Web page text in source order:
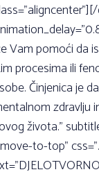
Vam pomoći
procesima ili
Činjenica je
života.”
to-top”